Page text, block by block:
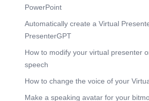
PowerPoint
Automatically create a Virtual
PresenterGPT
How to modify your virtual presenter
speech
How to change the voice of your
Make a speaking avatar for your